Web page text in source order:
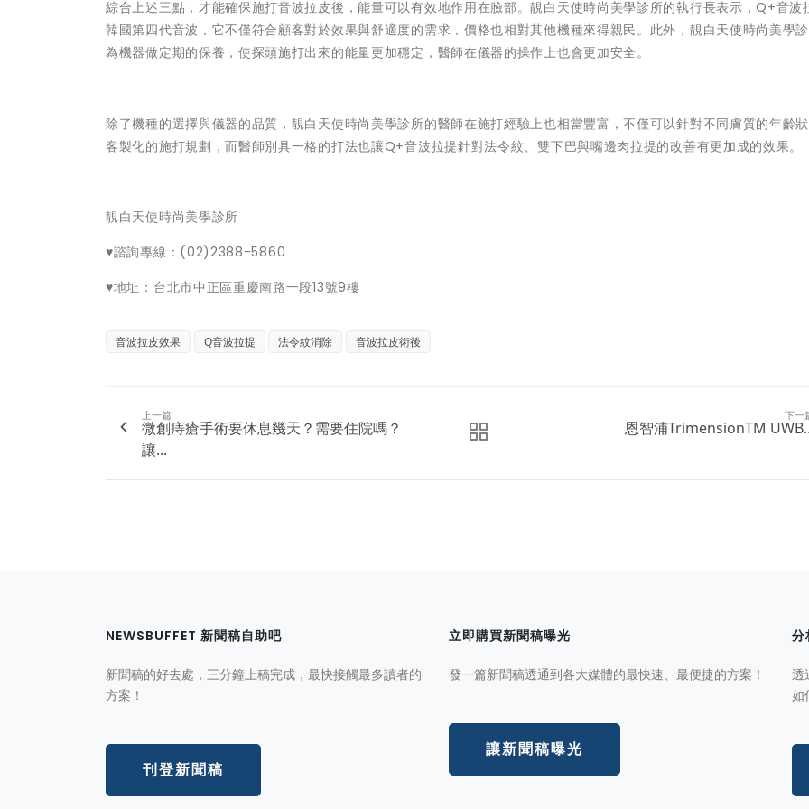
綜合上述三點，才能確保施打音波拉皮後，能量可以有效地作用在臉部。靚白天使時尚美學診所的執行長表示，Q+音波
韓國第四代音波，它不僅符合顧客對於效果與舒適度的需求，價格也相對其他機種來得親民。此外，靚白天使時尚美學
為機器做定期的保養，使探頭施打出來的能量更加穩定，醫師在儀器的操作上也會更加安全。
除了機種的選擇與儀器的品質，靚白天使時尚美學診所的醫師在施打經驗上也相當豐富，不僅可以針對不同膚質的年齡
客製化的施打規劃，而醫師別具一格的打法也讓Q+音波拉提針對法令紋、雙下巴與嘴邊肉拉提的改善有更加成的效果。
靚白天使時尚美學診所
♥諮詢專線：(02)2388-5860
♥地址：台北市中正區重慶南路一段13號9樓
音波拉皮效果 Q音波拉提 法令紋消除 音波拉皮術後
上一篇
微創痔瘡手術要休息幾天？需要住院嗎？
讓...
下一
恩智浦TrimensionTM
NEWSBUFFET 新聞稿自助吧
新聞稿的好去處，三分鐘上稿完成，最快接觸最多讀者的
方案！
刊登新聞稿
立即購買新聞稿曝光
發一篇新聞稿透通到各大媒體的最快速、最便捷的方案！
讓新聞稿曝光
分
透
如